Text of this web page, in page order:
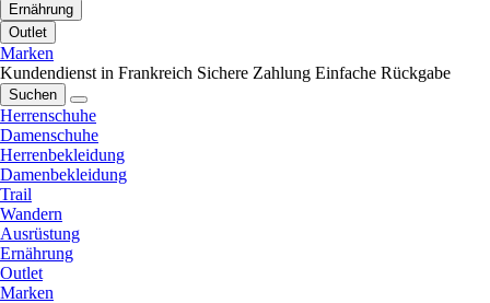
Ernährung
Outlet
Marken
Kundendienst in Frankreich Sichere Zahlung Einfache Rückgabe
Suchen
Herrenschuhe
Damenschuhe
Herrenbekleidung
Damenbekleidung
Trail
Wandern
Ausrüstung
Ernährung
Outlet
Marken